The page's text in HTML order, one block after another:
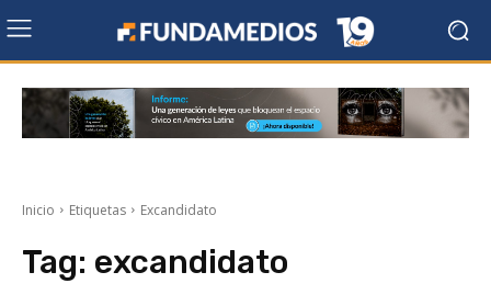
Inicio Etiquetas Excandidato
Tag: excandidato